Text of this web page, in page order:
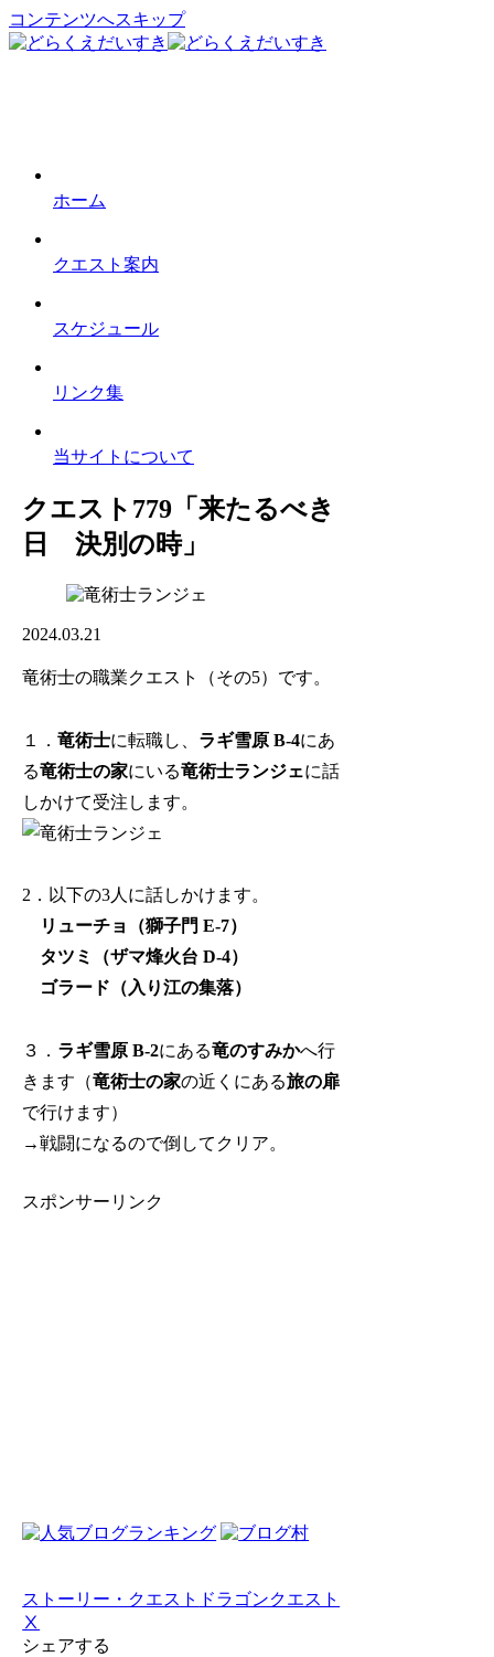
コンテンツへスキップ
ホーム
クエスト案内
スケジュール
リンク集
当サイトについて
クエスト779「来たるべき
日 決別の時」
2024.03.21
竜術士の職業クエスト（その5）です。
１．竜術士に転職し、 ラギ雪原 B-4にあ
る竜術士の家にいる竜術士ランジェに話
しかけて受注します。
2．以下の3人に話しかけます。
リューチョ（獅子門 E-7）
タツミ（ザマ烽火台 D-4）
ゴラード（入り江の集落）
３． ラギ雪原 B-2にある竜のすみかへ行
きます（竜術士の家の近くにある旅の扉
で行けます）
→戦闘になるので倒してクリア。
スポンサーリンク
ストーリー・クエスト ドラゴンクエスト
Ⅹ
シェアする